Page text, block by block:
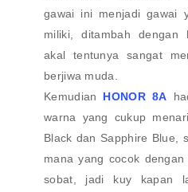
gawai ini menjadi gawai
miliki, ditambah dengan
akal tentunya sangat
berjiwa muda.
Kemudian HONOR 8A
warna yang cukup
Black dan Sapphire Blue,
mana yang cocok
sobat, jadi kuy kapan